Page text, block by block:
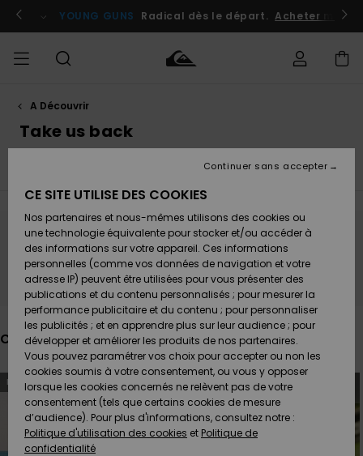
de
grille
des
produits
/ s'inscrire
YOUNG GUNS Radical dès le départ. Acheter maintenant
HOMME
Chaussures
& Tongs
Surf
Snow
Nouveautés
Chaussures
& Tongs
Surf
Snow
Nouveautés
FEMME
A
Découvrir
Snow
SURF
Shop
Surf
Shop
Enfant
Highlights
Communauté
SNOW
Shop
Snow
Shop
Enfant
Snow
Shop
Femme
A
Découvrir
Communauté
OUTLET
Homme
Enfant
Outlet
Femme
AIDE &
CONTACT
commande
Retours
Paiement
Carte
Cadeau
Quiksilver
Freedom
Protection
des
MAGASINS
A Découvrir
Take us back
Young Guns Faherty x
Ne partez pas trop loin, nos produits seront
bientôt de retour
Ces produits pourraient vous plaire
Passer
aux
critères
filtrage
recherche
Aller
trier
NOUVEAUTÉ NOUVEAUTÉ
CE SITE UTILISE DES COOKIES
Nos partenaires et nous-mêmes utilisons des cookies ou
une technologie équivalente pour stocker et/ou accéder à
des informations sur votre appareil. Ces informations
personnelles (comme vos données de navigation et votre
adresse IP) peuvent être utilisées pour vous présenter des
publications et du contenu personnalisés ; pour mesurer la
performance publicitaire et du contenu ; pour personnaliser
les publicités ; et en apprendre plus sur leur audience ; pour
développer et améliorer les produits de nos partenaires.
Vous pouvez paramétrer vos choix pour accepter ou non les
cookies soumis à votre consentement, ou vous y opposer
lorsque les cookies concernés ne relèvent pas de votre
consentement (tels que certains cookies de mesure
d’audience). Pour plus d'informations, consultez notre :
Politique d'utilisation des cookies et Politique de
confidentialité
Continuer sans accepter